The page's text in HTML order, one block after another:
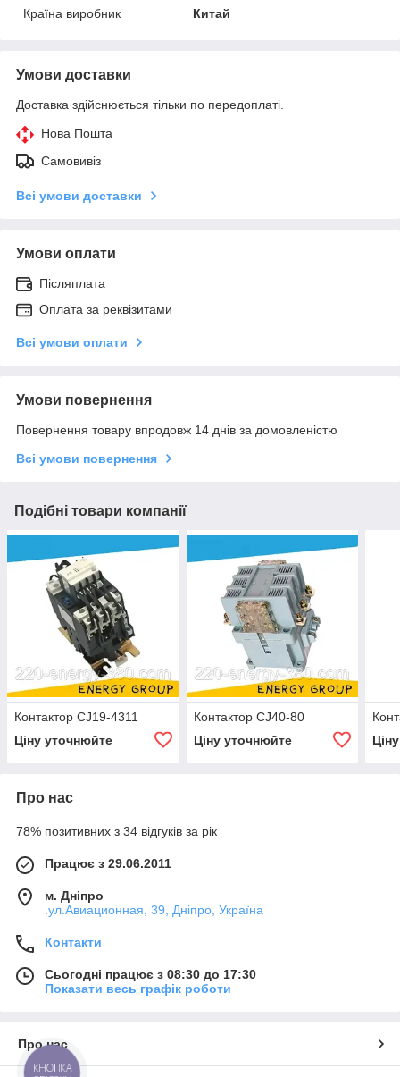
Країна виробник
Китай
Умови доставки
Доставка здійснюється тільки по передоплаті.
Нова Пошта
Самовивіз
Всі умови доставки
Умови оплати
Післяплата
Оплата за реквізитами
Всі умови оплати
Умови повернення
Повернення товару впродовж 14 днів за домовленістю
Всі умови повернення
Подібні товари компанії
Контактор CJ19-4311
Ціну уточнюйте
Контактор CJ40-80
Ціну уточнюйте
Про нас
78% позитивних з 34 відгуків за рік
Працює з 29.06.2011
м. Дніпро
.ул.Авиационная, 39, Дніпро, Україна
Контакти
Сьогодні працює з 08:30 до 17:30
Показати весь графік роботи
Про нас
КНОПКА